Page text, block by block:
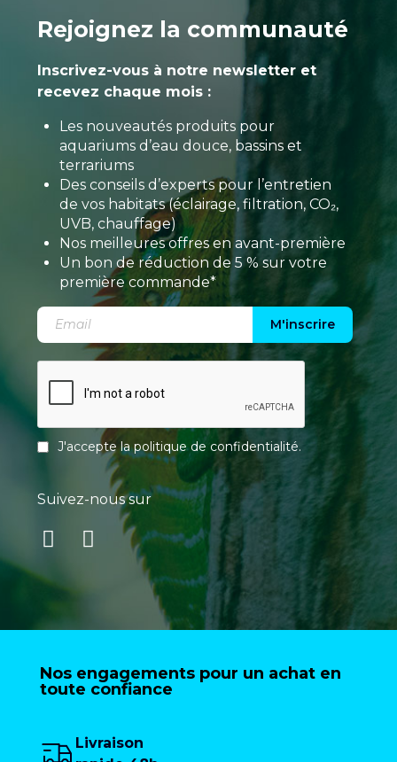
Rejoignez la communauté
Inscrivez-vous à notre newsletter et
recevez chaque mois :
Les nouveautés produits pour
aquariums d’eau douce, bassins et
terrariums
Des conseils d’experts pour l’entretien
de vos habitats (éclairage, filtration, CO₂,
UVB, chauffage)
Nos meilleures offres en avant-première
Un bon de réduction de 5 % sur votre
première commande*
M'inscrire
J'accepte lapolitique de confidentialité.
Suivez-nous sur
Nos engagements pour un achat en
toute confiance
Livraison